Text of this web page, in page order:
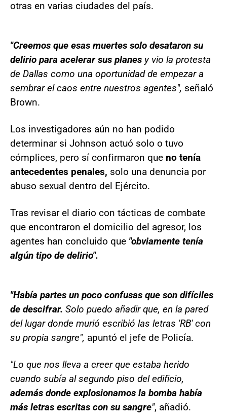
otras en varias ciudades del país.
"Creemos que esas muertes solo desataron su
delirio para acelerar sus planes y vio la protesta
de Dallas como una oportunidad de empezar a
sembrar el caos entre nuestros agentes", señaló
Brown.
Los investigadores aún no han podido
determinar si Johnson actuó solo o tuvo
cómplices, pero sí confirmaron que no tenía
antecedentes penales, solo una denuncia por
abuso sexual dentro del Ejército.
Tras revisar el diario con tácticas de combate
que encontraron el domicilio del agresor, los
agentes han concluido que "obviamente tenía
algún tipo de delirio".
"Había partes un poco confusas que son difíciles
de descifrar. Solo puedo añadir que, en la pared
del lugar donde murió escribió las letras 'RB' con
su propia sangre", apuntó el jefe de Policía.
"Lo que nos lleva a creer que estaba herido
cuando subía al segundo piso del edificio,
además donde explosionamos la bomba había
más letras escritas con su sangre", añadió.